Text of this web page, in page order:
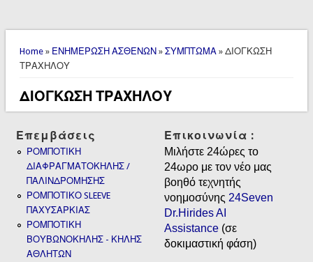
You are here
Home» ΕΝΗΜΕΡΩΣΗ ΑΣΘΕΝΩΝ » ΣΥΜΠΤΩΜΑ » ΔΙΟΓΚΩΣΗ
ΤΡΑΧΗΛΟΥ
ΔΙΟΓΚΩΣΗ ΤΡΑΧΗΛΟΥ
Επεμβάσεις
ΡΟΜΠΟΤΙΚΗ
ΔΙΑΦΡΑΓΜΑΤΟΚΗΛΗΣ /
ΠΑΛΙΝΔΡΟΜΗΣΗΣ
ΡΟΜΠΟΤΙΚΟ SLEEVE
ΠΑΧΥΣΑΡΚΙΑΣ
ΡΟΜΠΟΤΙΚΗ
ΒΟΥΒΩΝΟΚΗΛΗΣ - ΚΗΛΗΣ
ΑΘΛΗΤΩΝ
Επικοινωνία :
Μιλήστε 24ώρες το
24ωρο με τον νέο μας
βοηθό τεχνητής
νοημοσύνης 24Seven
Dr.Hirides AI
Assistance (σε
δοκιμαστική φάση)